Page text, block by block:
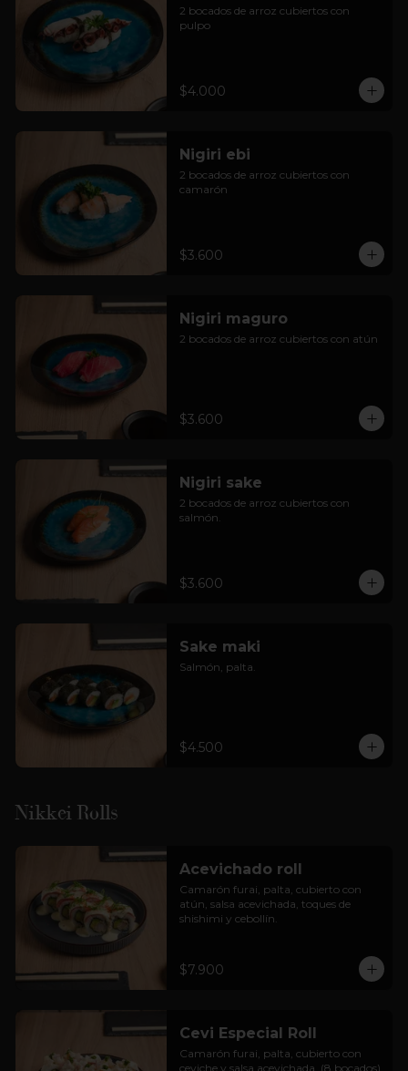
2 bocados de arroz cubiertos con
pulpo
$4.000
Nigiri ebi
2 bocados de arroz cubiertos con
camarón
$3.600
Nigiri maguro
2 bocados de arroz cubiertos con atún
$3.600
Nigiri sake
2 bocados de arroz cubiertos con
salmón.
$3.600
Sake maki
Salmón, palta.
$4.500
Nikkei Rolls
Acevichado roll
Camarón furai, palta, cubierto con
atún, salsa acevichada, toques de
shishimi y cebollín.
$7.900
Cevi Especial Roll
Camarón furai, palta, cubierto con
ceviche y salsa acevichada. (8 bocados)